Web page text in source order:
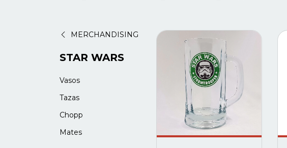
MERCHANDISING
STAR WARS
Vasos
Tazas
Chopp
Mates